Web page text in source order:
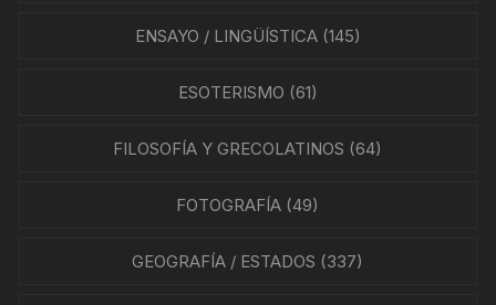
ENSAYO / LINGÜÍSTICA(145)
ESOTERISMO (61)
FILOSOFÍA Y GRECOLATINOS (64)
FOTOGRAFÍA (49)
GEOGRAFÍA / ESTADOS (337)